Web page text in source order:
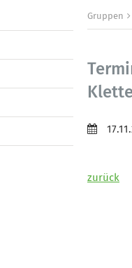
Gruppen
zurück